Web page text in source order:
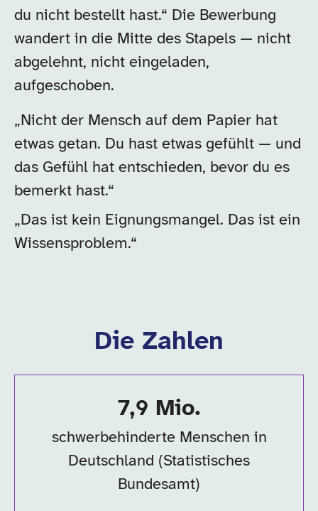
du nicht bestellt hast.“ Die Bewerbung
wandert in die Mitte des Stapels — nicht
abgelehnt, nicht eingeladen,
aufgeschoben.
„Nicht der Mensch auf dem Papier hat
etwas getan. Du hast etwas gefühlt — und
das Gefühl hat entschieden, bevor du es
bemerkt hast.“
„Das ist kein Eignungsmangel. Das ist ein
Wissensproblem.“
Die Zahlen
7,9 Mio.
schwerbehinderte Menschen in
Deutschland (Statistisches
Bundesamt)